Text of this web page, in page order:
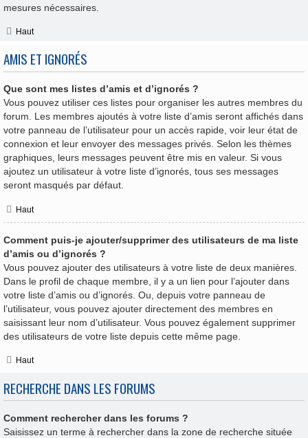
mesures nécessaires.
Haut
AMIS ET IGNORÉS
Que sont mes listes d’amis et d’ignorés ?
Vous pouvez utiliser ces listes pour organiser les autres membres du
forum. Les membres ajoutés à votre liste d’amis seront affichés dans
votre panneau de l’utilisateur pour un accès rapide, voir leur état de
connexion et leur envoyer des messages privés. Selon les thèmes
graphiques, leurs messages peuvent être mis en valeur. Si vous
ajoutez un utilisateur à votre liste d’ignorés, tous ses messages
seront masqués par défaut.
Haut
Comment puis-je ajouter/supprimer des utilisateurs de ma liste
d’amis ou d’ignorés ?
Vous pouvez ajouter des utilisateurs à votre liste de deux manières.
Dans le profil de chaque membre, il y a un lien pour l’ajouter dans
votre liste d’amis ou d’ignorés. Ou, depuis votre panneau de
l’utilisateur, vous pouvez ajouter directement des membres en
saisissant leur nom d’utilisateur. Vous pouvez également supprimer
des utilisateurs de votre liste depuis cette même page.
Haut
RECHERCHE DANS LES FORUMS
Comment rechercher dans les forums ?
Saisissez un terme à rechercher dans la zone de recherche située